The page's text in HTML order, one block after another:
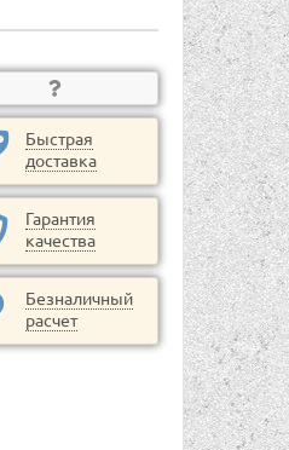
Быстрая
доставка
Гарантия
качества
Безналичный
расчет